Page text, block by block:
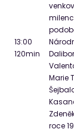
13:00
120min
Marie
roce